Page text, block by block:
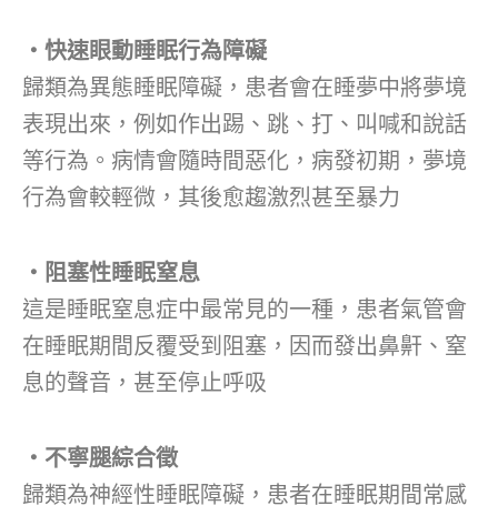
‧快速眼動睡眠行為障礙
歸類為異態睡眠障礙，患者會在睡夢中將夢境
表現出來，例如作出踢、跳、打、叫喊和說話
等行為。病情會隨時間惡化，病發初期，夢境
行為會較輕微，其後愈趨激烈甚至暴力
‧阻塞性睡眠窒息
這是睡眠窒息症中最常見的一種，患者氣管會
在睡眠期間反覆受到阻塞，因而發出鼻鼾、窒
息的聲音，甚至停止呼吸
‧不寧腿綜合徵
歸類為神經性睡眠障礙，患者在睡眠期間常感